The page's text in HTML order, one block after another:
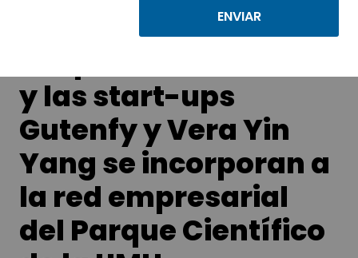
y las start-ups
Gutenfy y Vera Yin
Yang se incorporan a
la red empresarial
del Parque Científico